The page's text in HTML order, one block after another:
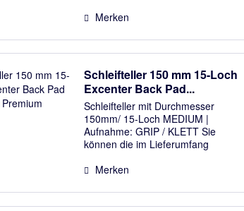
sich durch extrem schnelles
Merken
Schleifteller 150 mm 15-Loch
Excenter Back Pad...
Schleifteller mit Durchmesser
150mm/ 15-Loch MEDIUM |
Aufnahme: GRIP / KLETT Sie
können die im Lieferumfang
M8 oder 5/16" ) für
Lieferumfang: Schleifteller 150 mm
15-Loch inkl....
Merken